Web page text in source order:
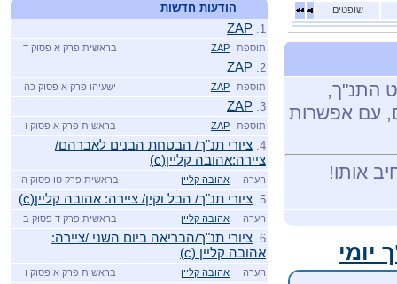
שופטים
התנ"ך,
עם אפשרות
אותו!
יומי
הודעות חדשות
1.
ZAP
תוספת ZAP בראשית פרק א פסוק ד
2.
ZAP
תוספת ZAP ישעיהו פרק א פסוק כה
3.
ZAP
תוספת ZAP בראשית פרק א פסוק ו
4. ציורי תנ"ך/ הבטחת הבנים לאברהם/
ציירה:אהובה קליין(c)
הערה אהובה קליין בראשית פרק טו פסוק ה
5. ציורי תנ"ך/ הבל וקין/ ציירה: אהובה קליין(c)
הערה אהובה קליין בראשית פרק ד פסוק ב
6. ציורי תנ"ך/הבריאה ביום השני /ציירה:
אהובה קליין (c)
הערה אהובה קליין בראשית פרק א פסוק ו